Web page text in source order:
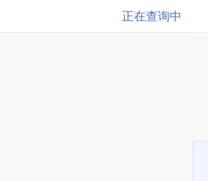
正在查询中